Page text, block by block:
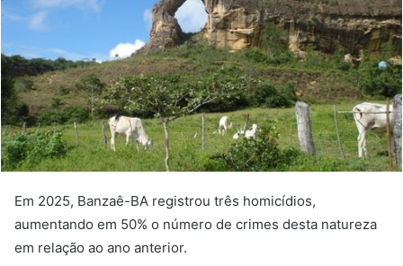
Em 2025, Banzaê-BA registrou três homicídios,
aumentando em 50% o número de crimes desta natureza
em relação ao ano anterior.